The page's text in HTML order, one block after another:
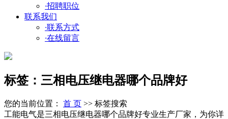
·招聘职位
联系我们
·联系方式
·在线留言
标签：三相电压继电器哪个品牌好
您的当前位置： 首 页 >> 标签搜索
工能电气是三相电压继电器哪个品牌好专业生产厂家，为你详